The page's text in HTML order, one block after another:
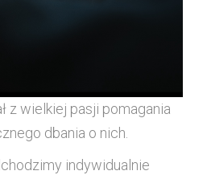
z wielkiej pasji pomagania
dbania o nich.
indywidualnie